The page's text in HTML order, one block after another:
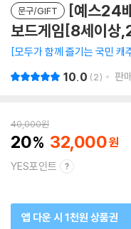
문구/GIFT
[예스24
보드게임[8세이
모두가 함께 즐기는 국민 캐
10.0 2 판
40,000원
20 32,000
YES포인트
앱 다운 시 1천원 상품권